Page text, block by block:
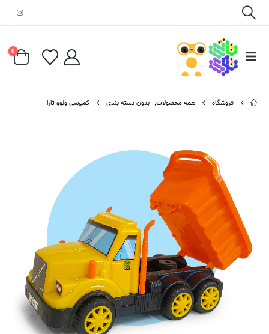
0
فروشگاه همه محصولات, بدون دسته بندی کمپرسی ولوو تارا